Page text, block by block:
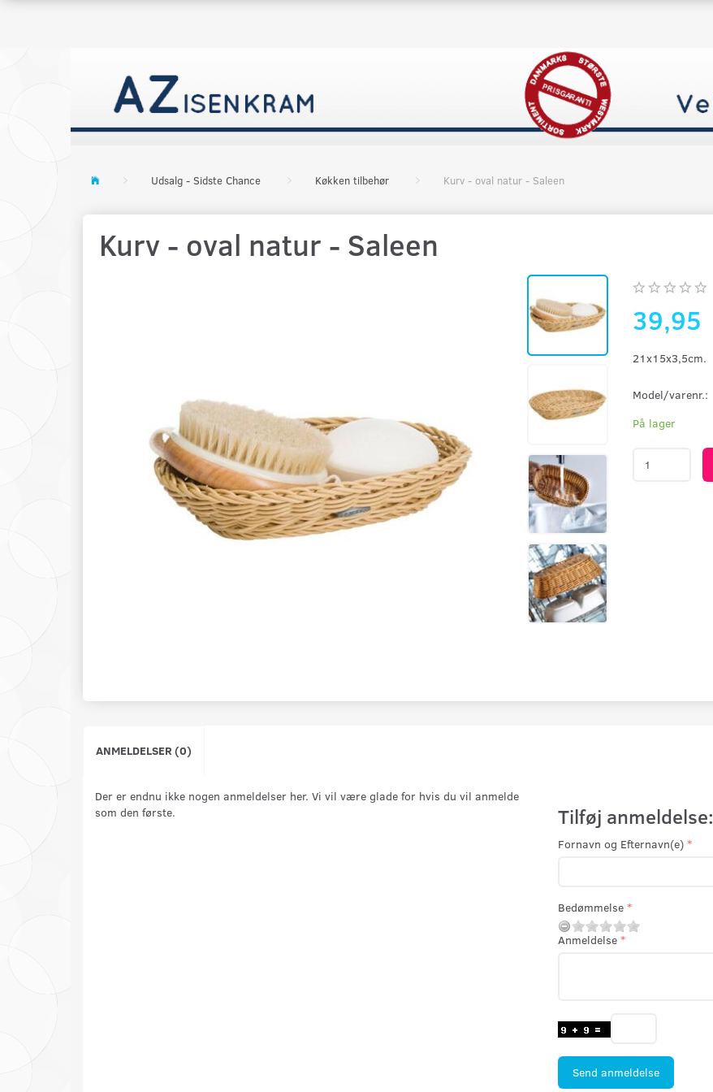
Udsalg - Sidste Chance Køkken tilbehør Kurv - oval natur - Saleen
Kurv - oval natur - Saleen
39,95
21x15x3,5cm.
Model/varenr.:
På lager
ANMELDELSER (0)
Der er endnu ikke nogen anmeldelser her. Vi vil være glade for hvis du vil anmelde
som den første.
Tilføj anmeldelse:
Fornavn og Efternavn(e)
Bedømmelse
Anmeldelse
Send anmeldelse